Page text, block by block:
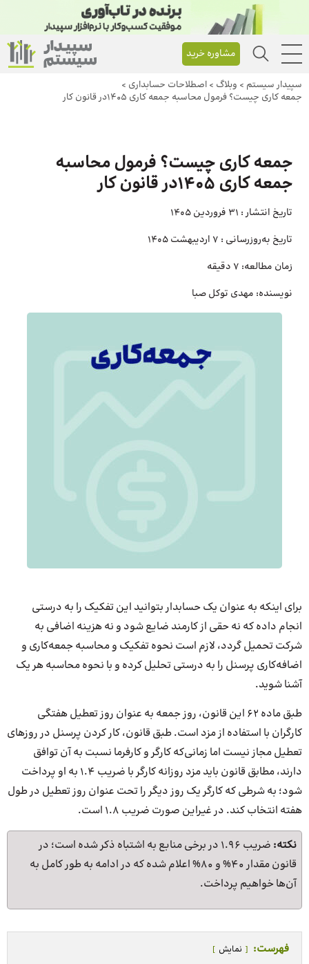
مشاوره خرید
سپیدار سیستم > وبلاگ > اصطلاحات حسابداری >
جمعه کاری چیست؟ فرمول محاسبه جمعه کاری 1405در قانون کار
جمعه کاری چیست؟ فرمول محاسبه
جمعه کاری 1405در قانون کار
تاریخ انتشار : 31 فروردین 1405
تاریخ به‌روزرسانی : 7 اردیبهشت 1405
زمان مطالعه: 7 دقیقه
نویسنده: مهدی توکل صبا
برای اینکه به عنوان یک حسابدار بتوانید این تفکیک را به درستی
انجام داده که نه حقی از کارمند ضایع شود و نه هزینه اضافی به
شرکت تحمیل گردد، لازم است نحوه تفکیک و محاسبه جمعه‌کاری و
اضافه‌‎کاری پرسنل را به درستی تحلیل کرده و با نحوه محاسبه هر یک
آشنا شوید.
طبق ماده ۶۲ این قانون، روز جمعه به عنوان روز تعطیل هفتگی
کارگران با استفاده از مزد است. طبق قانون، کار کردن پرسنل در روزهای
تعطیل مجاز نیست اما زمانی‌که کارگر و کارفرما نسبت به آن توافق
دارند، مطابق قانون باید مزد روزانه کارگر با ضریب 1.4 به او پرداخت
شود؛ به شرطی که کارگر یک روز دیگر را تحت عنوان روز تعطیل در طول
هفته انتخاب کند. در غیراین صورت ضریب 1.8 است.
نکته:
ضریب 1.96 در برخی منابع به اشتباه ذکر شده است؛ در
قانون مقدار 40% و 80% اعلام شده که در ادامه به طور کامل به
آن‌ها خواهیم پرداخت.
فهرست: نمایش